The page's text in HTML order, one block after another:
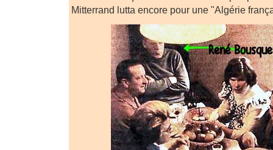
Mitterrand lutta encore pour une "Algérie